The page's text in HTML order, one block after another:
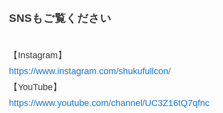
SNSもご覧ください
【Instagram】
https://www.instagram.com/shukufullcon/
【YouTube】
https://www.youtube.com/channel/UC3Z16tQ7qfnc